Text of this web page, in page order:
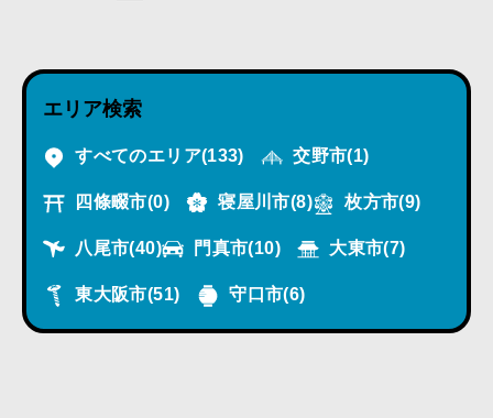
エリア検索
すべてのエリア(133) 交野市(1)
四條畷市(0) 寝屋川市(8) 枚方市(9)
八尾市(40) 門真市(10) 大東市(7)
東大阪市(51) 守口市(6)